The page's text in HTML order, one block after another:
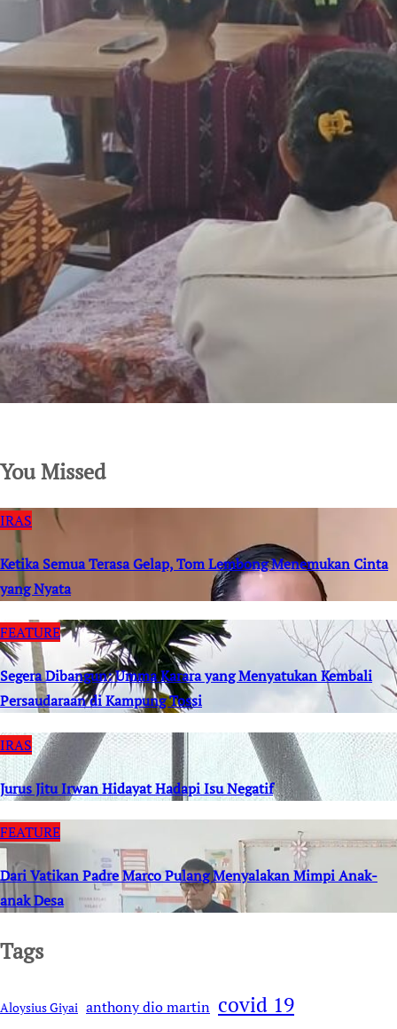
You Missed
IRAS
Ketika Semua Terasa Gelap, Tom Lembong Menemukan Cinta
yang Nyata
FEATURE
Segera Dibangun: Umma Karara yang Menyatukan Kembali
Persaudaraan di Kampung Tossi
IRAS
Jurus Jitu Irwan Hidayat Hadapi Isu Negatif
FEATURE
Dari Vatikan Padre Marco Pulang Menyalakan Mimpi Anak-
anak Desa
Tags
Aloysius Giyai anthony dio martin covid 19